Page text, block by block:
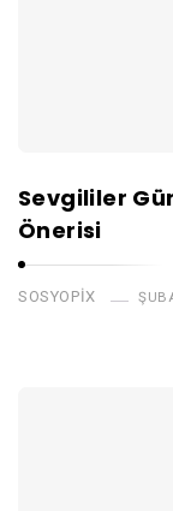
Sevgililer
Önerisi
SOSYOPIX